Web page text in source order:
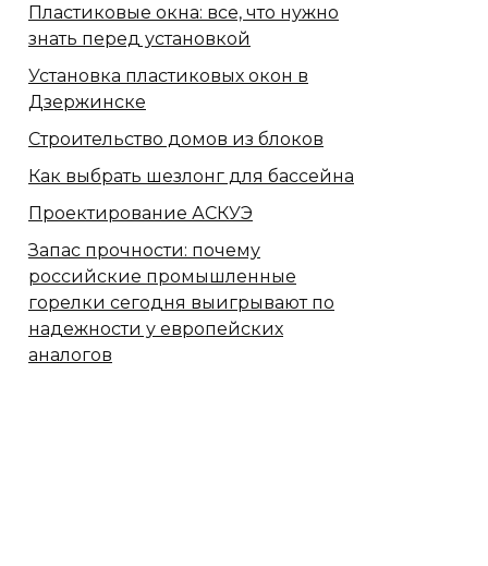
Пластиковые окна: все, что нужно
знать перед установкой
Установка пластиковых окон в
Дзержинске
Строительство домов из блоков
Как выбрать шезлонг для бассейна
Проектирование АСКУЭ
Запас прочности: почему
российские промышленные
горелки сегодня выигрывают по
надежности у европейских
аналогов